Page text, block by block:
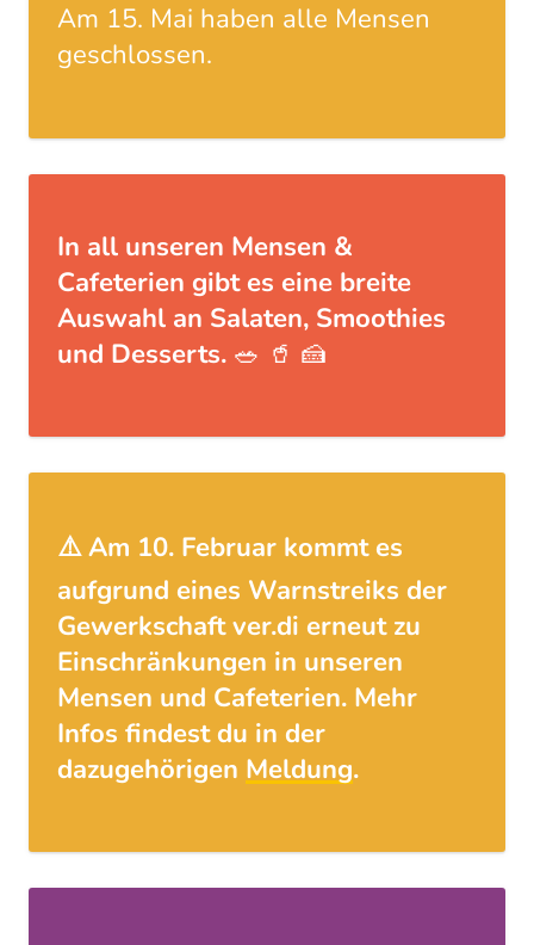
Am 15. Mai haben alle Mensen
geschlossen.
In all unseren Mensen &
Cafeterien gibt es eine breite
Auswahl an Salaten, Smoothies
und Desserts. 🥗 🥤 🍰
⚠️ Am 10. Februar kommt es
aufgrund eines Warnstreiks der
Gewerkschaft ver.di erneut zu
Einschränkungen in unseren
Mensen und Cafeterien. Mehr
Infos findest du in der
dazugehörigen Meldung.